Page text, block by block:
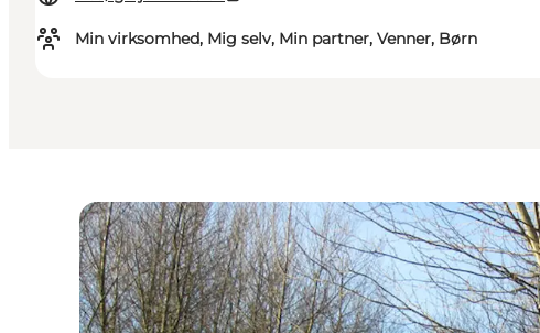
Min virksomhed, Mig selv, Min partner, Venner, Børn